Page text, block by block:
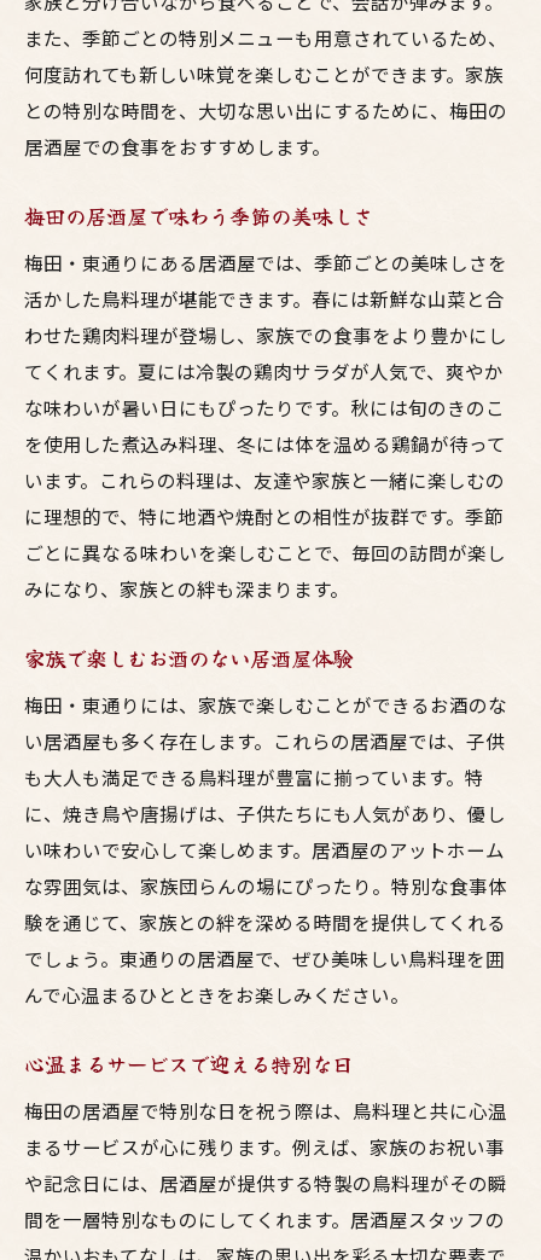
また、季節ごとの特別メニューも用意されているため、
何度訪れても新しい味覚を楽しむことができます。家族
との特別な時間を、大切な思い出にするために、梅田の
居酒屋での食事をおすすめします。
梅田の居酒屋で味わう季節の美味しさ
梅田・東通りにある居酒屋では、季節ごとの美味しさを
活かした鳥料理が堪能できます。春には新鮮な山菜と合
わせた鶏肉料理が登場し、家族での食事をより豊かにし
てくれます。夏には冷製の鶏肉サラダが人気で、爽やか
な味わいが暑い日にもぴったりです。秋には旬のきのこ
を使用した煮込み料理、冬には体を温める鶏鍋が待って
います。これらの料理は、友達や家族と一緒に楽しむの
に理想的で、特に地酒や焼酎との相性が抜群です。季節
ごとに異なる味わいを楽しむことで、毎回の訪問が楽し
みになり、家族との絆も深まります。
家族で楽しむお酒のない居酒屋体験
梅田・東通りには、家族で楽しむことができるお酒のな
い居酒屋も多く存在します。これらの居酒屋では、子供
も大人も満足できる鳥料理が豊富に揃っています。特
に、焼き鳥や唐揚げは、子供たちにも人気があり、優し
い味わいで安心して楽しめます。居酒屋のアットホーム
な雰囲気は、家族団らんの場にぴったり。特別な食事体
験を通じて、家族との絆を深める時間を提供してくれる
でしょう。東通りの居酒屋で、ぜひ美味しい鳥料理を囲
んで心温まるひとときをお楽しみください。
心温まるサービスで迎える特別な日
梅田の居酒屋で特別な日を祝う際は、鳥料理と共に心温
まるサービスが心に残ります。例えば、家族のお祝い事
や記念日には、居酒屋が提供する特製の鳥料理がその瞬
間を一層特別なものにしてくれます。居酒屋スタッフの